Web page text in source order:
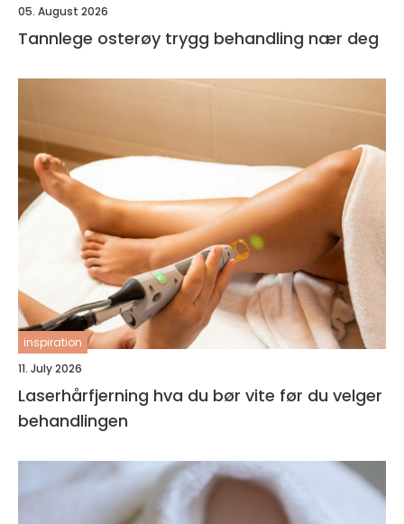
05. August 2026
Tannlege osterøy trygg behandling nær deg
inspiration
11. July 2026
Laserhårfjerning hva du bør vite før du velger
behandlingen